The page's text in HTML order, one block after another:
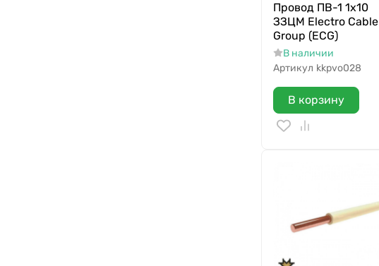
Провод ПВ-1 1х10
ЗЗЦМ Electro Cable
Group (ECG)
В наличии
Артикул kkpvo028
В корзину